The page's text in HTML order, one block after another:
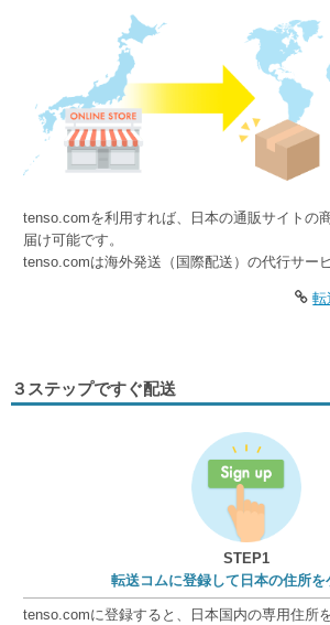
tenso.comを利用すれば、日本の通販サイトの
届け可能です。
tenso.comは海外発送（国際配送）の代行サービ
転
３ステップですぐ配送
STEP1
転送コムに登録して日本の住所を
tenso.comに登録すると、日本国内の専用住所